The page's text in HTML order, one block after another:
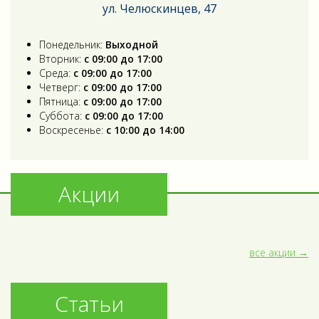
ул. Челюскинцев, 47
Понедельник: Выходной
Вторник: с 09:00 до 17:00
Среда: с 09:00 до 17:00
Четверг: с 09:00 до 17:00
Пятница: с 09:00 до 17:00
Суббота: с 09:00 до 17:00
Воскресенье: с 10:00 до 14:00
Акции
все акции
Статьи